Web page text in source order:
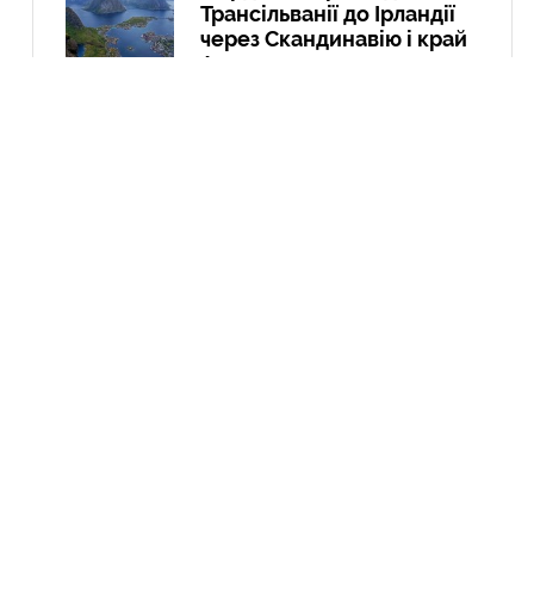
Трансільванії до Ірландії
через Скандинавію і край
Арктики